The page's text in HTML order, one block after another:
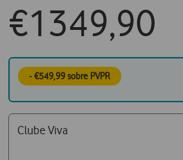
€1349,90
- €549,99 sobre PVPR
Clube Viva